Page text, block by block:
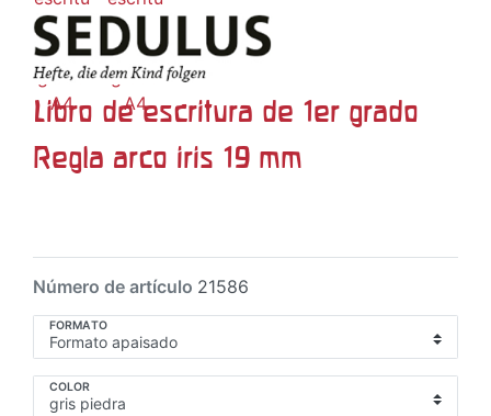
Libro de escritura de 1er grado
Regla arco iris 19 mm
Número de artículo 21586
FORMATO
COLOR